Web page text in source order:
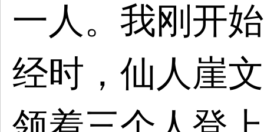
一人。我刚开
经时，仙人崖